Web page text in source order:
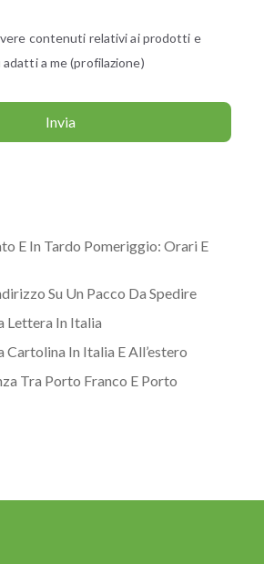
contenuti relativi ai prodotti e
adatti a me (profilazione)
E In Tardo Pomeriggio: Orari E
Su Un Pacco Da Spedire
Lettera In Italia
Cartolina In Italia E All’estero
Tra Porto Franco E Porto